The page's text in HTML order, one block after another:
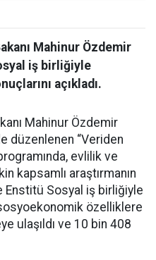
Mahinur Özdemir
iş birliğiyle
açıkladı.
Mahinur Özdemir
düzenlenen “Veriden
evlilik ve
kapsamlı araştırmanın
Enstitü Sosyal iş birliğiyle
özelliklere
ulaşıldı ve 10 bin 408